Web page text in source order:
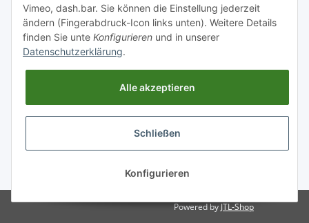
* * Alle Preise mit 0% gesetzlicher USt gemäß UStG §12 Abs.3., zzgl.
Powered by JTL-Shop
Vimeo, dash.bar. Sie können die Einstellung jederzeit
ändern (Fingerabdruck-Icon links unten). Weitere Details
finden Sie unte Konfigurieren und in unserer
Datenschutzerklärung.
Alle akzeptieren
Schließen
Konfigurieren